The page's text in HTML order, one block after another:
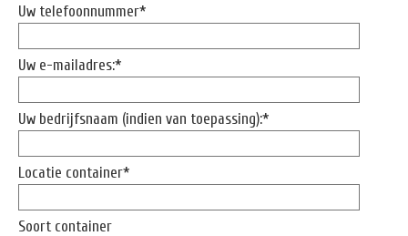
Uw telefoonnummer*
Uw e-mailadres:*
Uw bedrijfsnaam (indien van toepassing):*
Locatie container*
Soort container